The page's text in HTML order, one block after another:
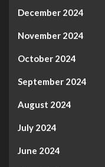
December 2024
November 2024
October 2024
September 2024
August 2024
July 2024
June 2024